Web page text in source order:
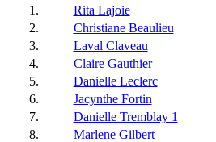
1.
Rita Lajoie
2.
Christiane Beaulieu
3.
Laval Claveau
4.
Claire Gauthier
5.
Danielle Leclerc
6.
Jacynthe Fortin
7.
Danielle Tremblay 1
8.
Marlene Gilbert